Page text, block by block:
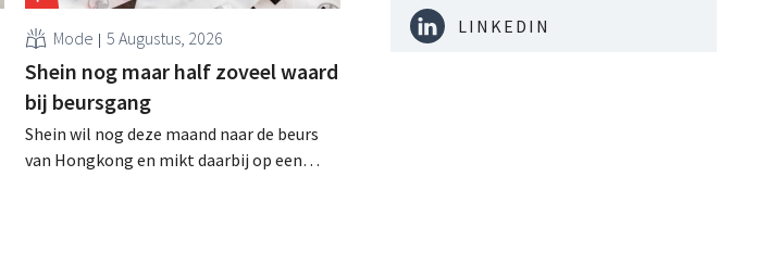
Mode 5 Augustus, 2026
Shein nog maar half zoveel waard
bij beursgang
Shein wil nog deze maand naar de beurs
van Hongkong en mikt daarbij op een
LINKEDIN